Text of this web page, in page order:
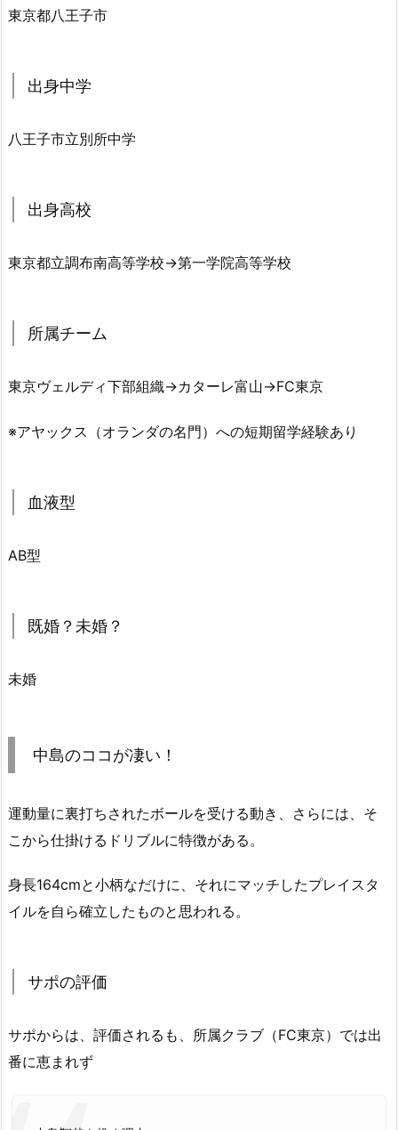
東京都八王子市
出身中学
八王子市立別所中学
出身高校
東京都立調布南高等学校→第一学院高等学校
所属チーム
東京ヴェルディ下部組織→カターレ富山→FC東京
※アヤックス（オランダの名門）への短期留学経験あり
血液型
AB型
既婚？未婚？
未婚
中島のココが凄い！
運動量に裏打ちされたボールを受ける動き、さらには、そ
こから仕掛けるドリブルに特徴がある。
身長164cmと小柄なだけに、それにマッチしたプレイスタ
イルを自ら確立したものと思われる。
サポの評価
サポからは、評価されるも、所属クラブ（FC東京）では出
番に恵まれず